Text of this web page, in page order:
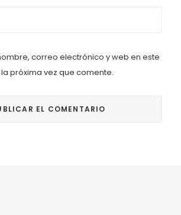
correo electrónico y web en este
próxima vez que comente.